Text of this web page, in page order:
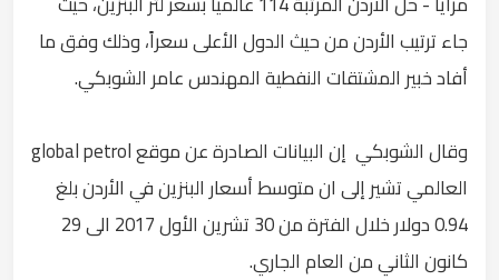
جاء ترتيب الأردن من حيث الدول الأعلى سعراً، وذلك وفق ما
أفاد خبير المشتقات النفطية المهندس عامر الشوبكي.
وقال الشوبكي إن البيانات الصادرة عن موقع global petrol
العالمي تشير إلى ان متوسط أسعار البنزين في الأردن بلغ
0.94 دولار خلال الفترة من 30 تشرين الأول 2017 الى 29
كانون الثاني من العام الجاري.